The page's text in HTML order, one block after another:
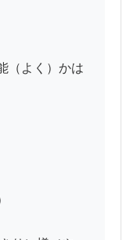
（よく）かは